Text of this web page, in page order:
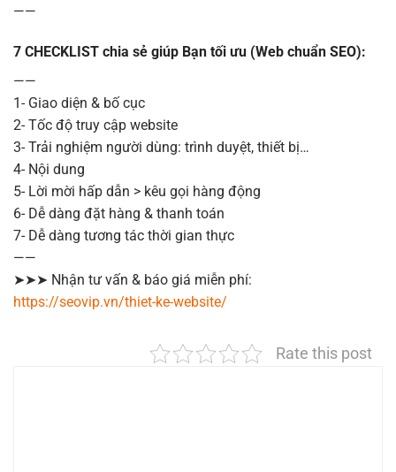
——
7 CHECKLIST chia sẻ giúp Bạn tối ưu (Web chuẩn SEO):
——
1- Giao diện & bố cục
2- Tốc độ truy cập website
3- Trải nghiệm người dùng: trình duyệt, thiết bị…
4- Nội dung
5- Lời mời hấp dẫn > kêu gọi hàng động
6- Dễ dàng đặt hàng & thanh toán
7- Dễ dàng tương tác thời gian thực
——
➤➤➤ Nhận tư vấn & báo giá miễn phí:
https://seovip.vn/thiet-ke-website/
Rate this post